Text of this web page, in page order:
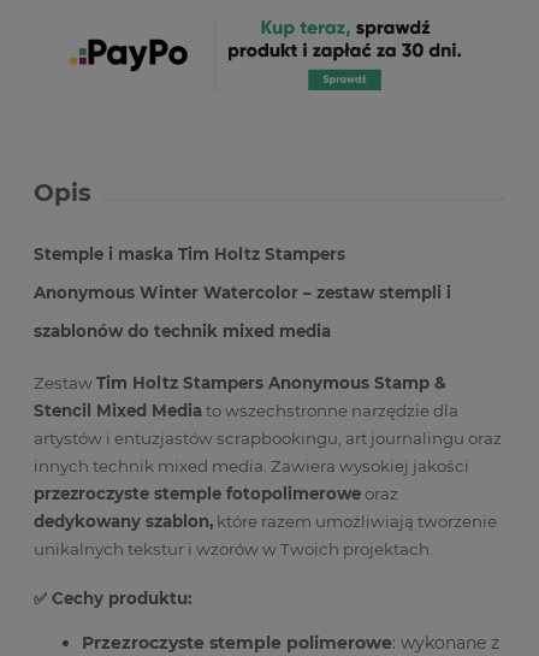
Opis
Stemple i maska Tim Holtz Stampers
Anonymous Winter Watercolor – zestaw stempli i
szablonów do technik mixed media
ZestawTim Holtz Stampers Anonymous Stamp &
Stencil Mixed Media to wszechstronne narzędzie dla
artystów i entuzjastów scrapbookingu, art journalingu oraz
innych technik mixed media. Zawiera wysokiej jakości
przezroczyste stemple fotopolimeroweoraz
dedykowany szablon, które razem umożliwiają tworzenie
unikalnych tekstur i wzorów w Twoich projektach.
✅ Cechy produktu:
Przezroczyste stemple polimerowe: wykonane z